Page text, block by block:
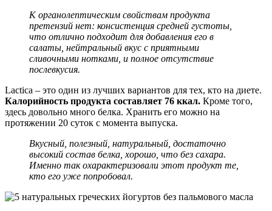
К органолептическим свойствам продукта
претензий нет: консистенция средней густоты,
что отлично подходит для добавления его в
салаты, нейтральный вкус с приятными
сливочными нотками, и полное отсутствие
послевкусия.
Lactica – это один из лучших вариантов для тех, кто на диете.
Калорийность продукта составляет 76 ккал. Кроме того,
здесь довольно много белка. Хранить его можно на
протяжении 20 суток с момента выпуска.
Вкусный, полезный, натуральный, достаточно
высокий состав белка, хорошо, что без сахара.
Именно так охарактеризовали этот продукт те,
кто его уже попробовал.